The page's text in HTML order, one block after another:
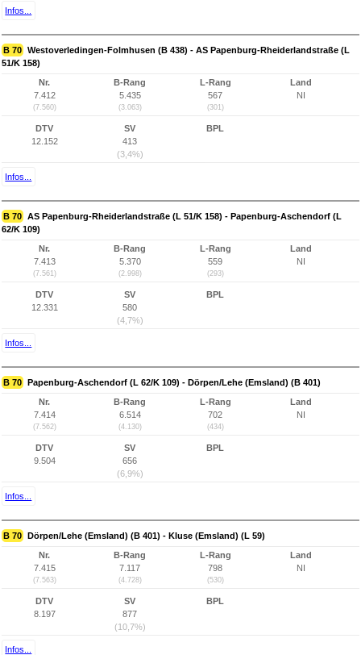
Infos...
B 70 Westoverledingen-Folmhusen (B 438) - AS Papenburg-Rheiderlandstraße (L
51/K 158)
Nr.
7.412
(7.560)
B-Rang
5.435
(3.063)
L-Rang
567
(301)
Land
NI
DTV
12.152
SV
413
(3,4%)
BPL
Infos...
B 70 AS Papenburg-Rheiderlandstraße (L 51/K 158) - Papenburg-Aschendorf (L
62/K 109)
Nr.
7.413
(7.561)
B-Rang
5.370
(2.998)
L-Rang
559
(293)
Land
NI
DTV
12.331
SV
580
(4,7%)
BPL
Infos...
B 70 Papenburg-Aschendorf (L 62/K 109) - Dörpen/Lehe (Emsland) (B 401)
Nr.
7.414
(7.562)
B-Rang
6.514
(4.130)
L-Rang
702
(434)
Land
NI
DTV
9.504
SV
656
(6,9%)
BPL
Infos...
B 70 Dörpen/Lehe (Emsland) (B 401) - Kluse (Emsland) (L 59)
Nr.
7.415
(7.563)
B-Rang
7.117
(4.728)
L-Rang
798
(530)
Land
NI
DTV
8.197
SV
877
(10,7%)
BPL
Infos...